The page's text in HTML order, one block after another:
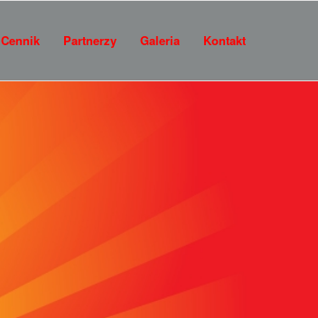
Cennik Partnerzy Galeria Kontakt